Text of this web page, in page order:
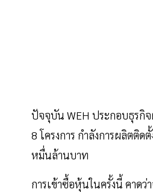
ปัจจุบัน WEH ประกอบธุรกิ
8 โครงการ กำลังการผลิตติ
หมื่นล้านบาท
การเข้าซื้อหุ้นในครั้งนี้ คาดว่